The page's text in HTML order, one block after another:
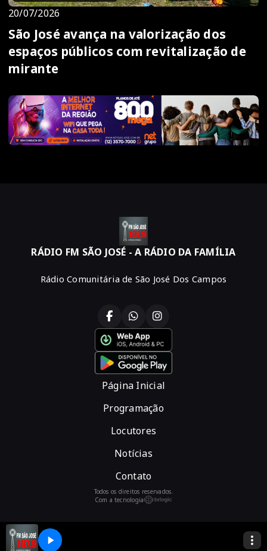
20/07/2026
São José avança na valorização dos
espaços públicos com revitalização de
mirante
RÁDIO FM SÃO JOSÉ - A RÁDIO DA FAMÍLIA
Rádio Comunitária de São José Dos Campos
Página Inicial
Programação
Locutores
Notícias
Contato
Todos os direitos reservados.
Com a tecnologia